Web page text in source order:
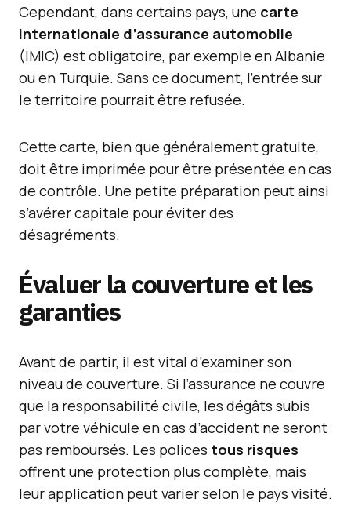
Cependant, dans certains pays, une carte
internationale d’assurance automobile
(IMIC) est obligatoire, par exemple en Albanie
ou en Turquie. Sans ce document, l’entrée sur
le territoire pourrait être refusée.
Cette carte, bien que généralement gratuite,
doit être imprimée pour être présentée en cas
de contrôle. Une petite préparation peut ainsi
s’avérer capitale pour éviter des
désagréments.
Évaluer la couverture et les
garanties
Avant de partir, il est vital d’examiner son
niveau de couverture. Si l’assurance ne couvre
que la responsabilité civile, les dégâts subis
par votre véhicule en cas d’accident ne seront
pas remboursés. Les polices tous risques
offrent une protection plus complète, mais
leur application peut varier selon le pays visité.